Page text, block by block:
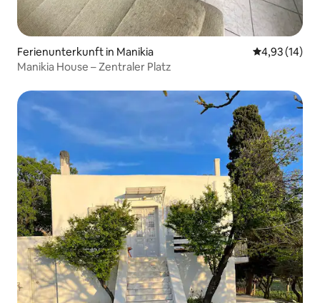
Ferienunterkunft in Manikia
4,93 (14)
Manikia House – Zentraler Platz